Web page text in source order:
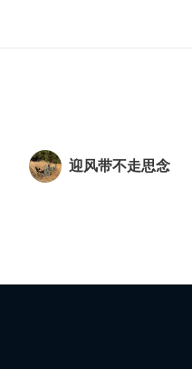
迎风带不走思念